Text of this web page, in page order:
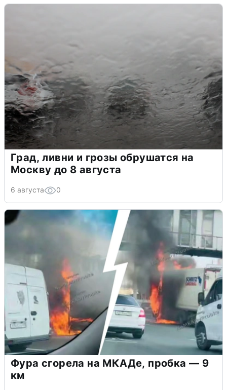
Град, ливни и грозы обрушатся на
Москву до 8 августа
6 августа 0
Фура сгорела на МКАДе, пробка — 9
км